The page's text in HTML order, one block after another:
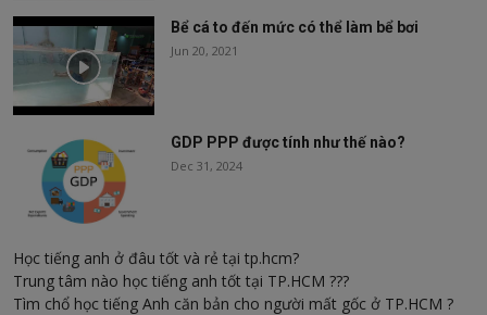
Bể cá to đến mức có thể làm bể bơi
Jun 20, 2021
GDP PPP được tính như thế nào?
Dec 31, 2024
Học tiếng anh ở đâu tốt và rẻ tại tp.hcm?
Trung tâm nào học tiếng anh tốt tại TP.HCM ???
Tìm chổ học tiếng Anh căn bản cho người mất gốc ở TP.HCM ?